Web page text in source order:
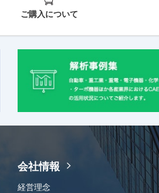
ご購入について
会社情報
経営理念